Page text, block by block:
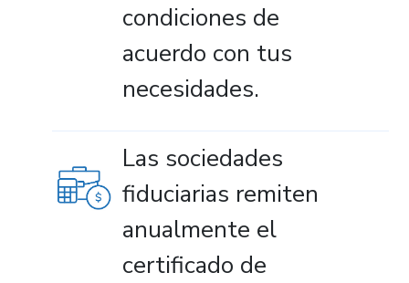
condiciones de
acuerdo con tus
necesidades.
Las sociedades
fiduciarias remiten
anualmente el
certificado de